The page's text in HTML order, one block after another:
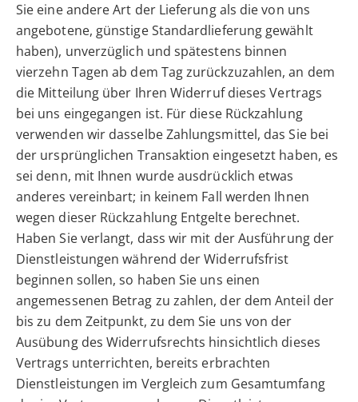
Sie eine andere Art der Lieferung als die von uns
angebotene, günstige Standardlieferung gewählt
haben), unverzüglich und spätestens binnen
vierzehn Tagen ab dem Tag zurückzuzahlen, an dem
die Mitteilung über Ihren Widerruf dieses Vertrags
bei uns eingegangen ist. Für diese Rückzahlung
verwenden wir dasselbe Zahlungsmittel, das Sie bei
der ursprünglichen Transaktion eingesetzt haben, es
sei denn, mit Ihnen wurde ausdrücklich etwas
anderes vereinbart; in keinem Fall werden Ihnen
wegen dieser Rückzahlung Entgelte berechnet.
Haben Sie verlangt, dass wir mit der Ausführung der
Dienstleistungen während der Widerrufsfrist
beginnen sollen, so haben Sie uns einen
angemessenen Betrag zu zahlen, der dem Anteil der
bis zu dem Zeitpunkt, zu dem Sie uns von der
Ausübung des Widerrufsrechts hinsichtlich dieses
Vertrags unterrichten, bereits erbrachten
Dienstleistungen im Vergleich zum Gesamtumfang